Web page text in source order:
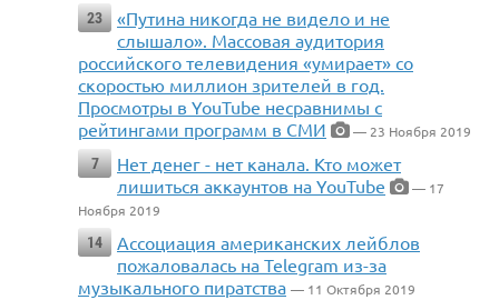
23
«Путина никогда не видело и не
слышало». Массовая аудитория
российского телевидения «умирает» со
скоростью миллион зрителей в год.
Просмотры в YouTube несравнимы с
рейтингами программ в СМИ
— 23 Ноября 2019
7
Нет денег - нет канала. Кто может
лишиться аккаунтов на YouTube
— 17
Ноября 2019
14
Ассоциация американских лейблов
пожаловалась на Telegram из-за
музыкального пиратства — 11 Октября 2019